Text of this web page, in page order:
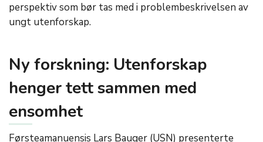
perspektiv som bør tas med i problembeskrivelsen av
ungt utenforskap.
Ny forskning: Utenforskap
henger tett sammen med
ensomhet
Førsteamanuensis Lars Bauger (USN) presenterte